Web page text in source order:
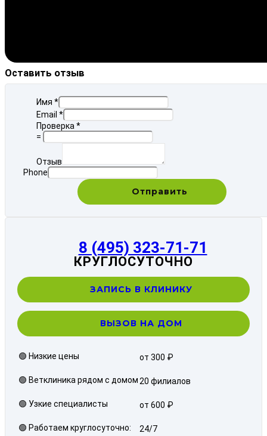
Оставить отзыв
Имя *
Email *
Проверка*
=
Отзыв
Phone
Отправить
8 (495) 323-71-71
КРУГЛОСУТОЧНО
ЗАПИСЬ В КЛИНИКУ
ВЫЗОВ НА ДОМ
🟢 Низкие цены от 300 ₽
🟢 Ветклиника рядом с домом20 филиалов
🟢 Узкие специалисты от 600 ₽
🟢 Работаем круглосуточно: 24/7